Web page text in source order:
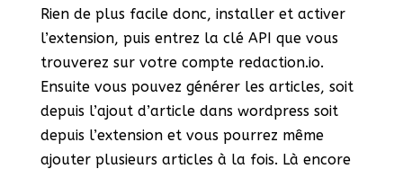
Rien de plus facile donc, installer et activer
l’extension, puis entrez la clé API que vous
trouverez sur votre compte redaction.io.
Ensuite vous pouvez générer les articles, soit
depuis l’ajout d’article dans wordpress soit
depuis l’extension et vous pourrez même
ajouter plusieurs articles à la fois. Là encore